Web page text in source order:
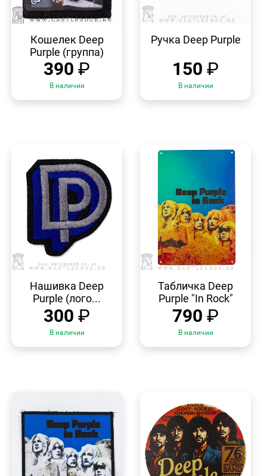
ПРОСМОТР
Кошелек Deep
Purple (группа)
390 ₽
В наличии
ПРОСМОТР
Ручка Deep Purple
150 ₽
В наличии
ПРОСМОТР
Нашивка Deep
Purple (лого...
300 ₽
В наличии
ПРОСМОТР
Табличка Deep
Purple "In Rock"
790 ₽
В наличии